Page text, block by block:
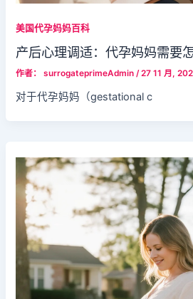
美国代孕妈妈百科
产后心理调适：代孕妈妈需要
作者： surrogateprimeAdmin/27 11 月,
对于代孕妈妈（gestational c